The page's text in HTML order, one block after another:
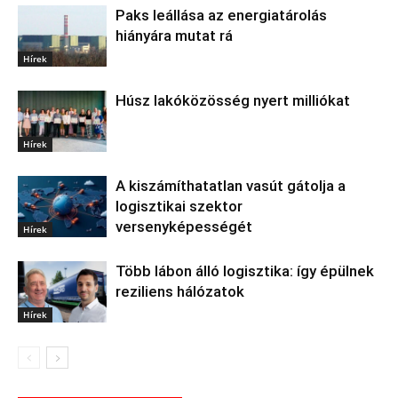
Hírek
Paks leállása az energiatárolás
hiányára mutat rá
Hírek
Húsz lakóközösség nyert milliókat
Hírek
A kiszámíthatatlan vasút gátolja a
logisztikai szektor
versenyképességét
Hírek
Több lábon álló logisztika: így épülnek
reziliens hálózatok